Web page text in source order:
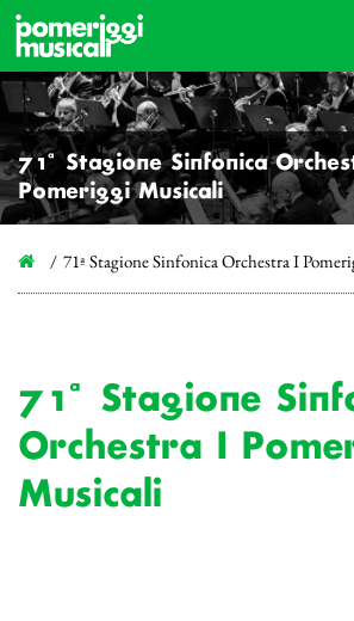
71ª Stagione Sinfonica
Pomeriggi Musicali
71ª Stagione Sinfonica Orchestra I
71ª Stagione
Orchestra I
Musicali